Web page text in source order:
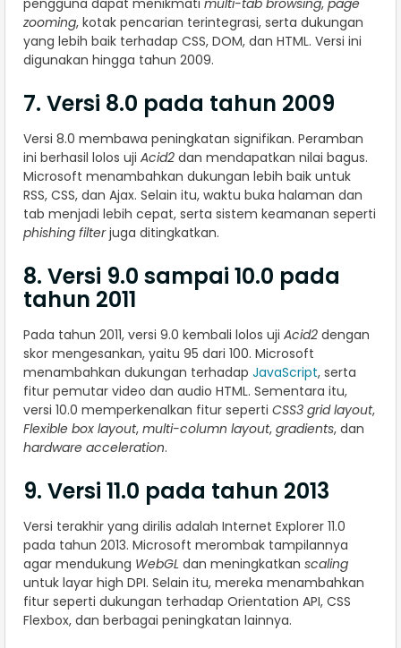
pengguna dapat menikmati multi-tab browsing, page
zooming, kotak pencarian terintegrasi, serta dukungan
yang lebih baik terhadap CSS, DOM, dan HTML. Versi ini
digunakan hingga tahun 2009.
7. Versi 8.0 pada tahun 2009
Versi 8.0 membawa peningkatan signifikan. Peramban
ini berhasil lolos uji Acid2 dan mendapatkan nilai bagus.
Microsoft menambahkan dukungan lebih baik untuk
RSS, CSS, dan Ajax. Selain itu, waktu buka halaman dan
tab menjadi lebih cepat, serta sistem keamanan seperti
phishing filterjuga ditingkatkan.
8. Versi 9.0 sampai 10.0 pada
tahun 2011
Pada tahun 2011, versi 9.0 kembali lolos uji Acid2 dengan
skor mengesankan, yaitu 95 dari 100. Microsoft
menambahkan dukungan terhadap JavaScript, serta
fitur pemutar video dan audio HTML. Sementara itu,
versi 10.0 memperkenalkan fitur seperti CSS3 grid layout,
Flexible box layout, multi-column layout, gradients, dan
hardware acceleration.
9. Versi 11.0 pada tahun 2013
Versi terakhir yang dirilis adalah Internet Explorer 11.0
pada tahun 2013. Microsoft merombak tampilannya
agar mendukung WebGL dan meningkatkan scaling
untuk layar high DPI. Selain itu, mereka menambahkan
fitur seperti dukungan terhadap Orientation API, CSS
Flexbox, dan berbagai peningkatan lainnya.